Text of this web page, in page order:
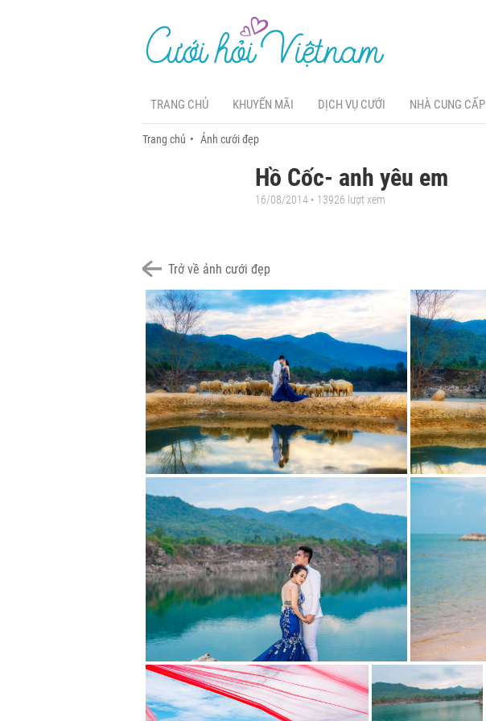
TRANG CHỦ KHUYẾN MÃI DỊCH VỤ CƯỚI NHÀ CUNG CẤP
Trang chủ Ảnh cưới đẹp
Hồ Cốc- anh yêu em
16/08/2014 • 13926 lượt xem
Trở về ảnh cưới đẹp